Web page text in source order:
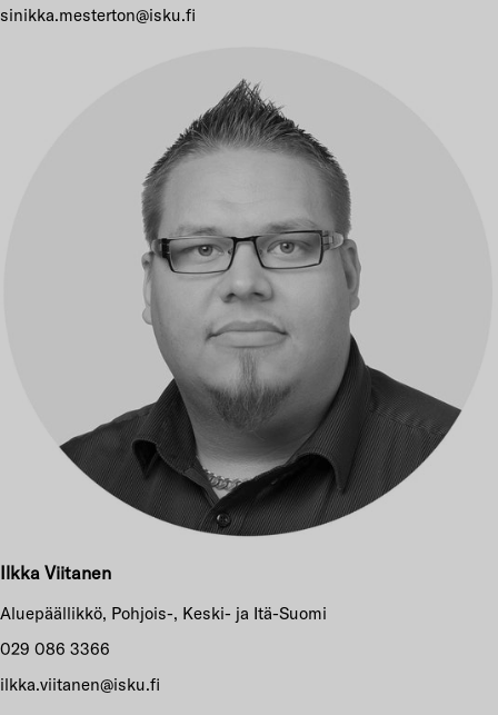
sinikka.mesterton@isku.fi
Ilkka Viitanen
Aluepäällikkö, Pohjois-, Keski- ja Itä-Suomi
029 086 3366
ilkka.viitanen@isku.fi